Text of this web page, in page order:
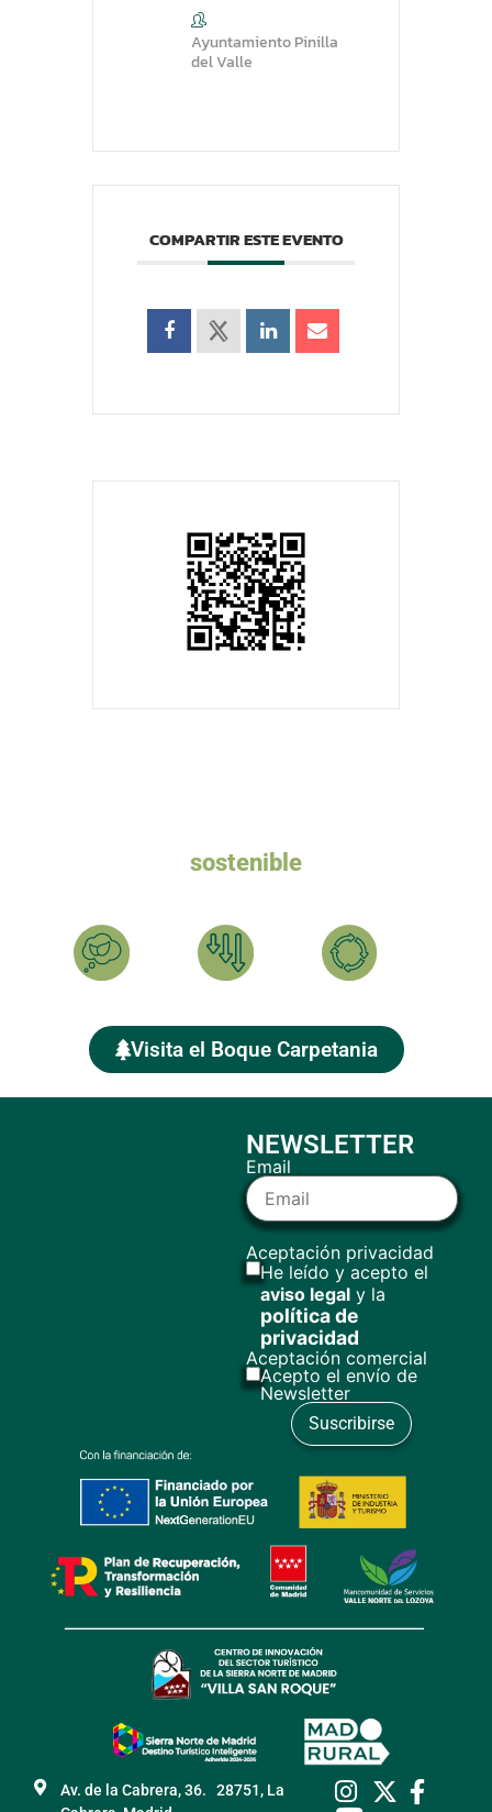
Ayuntamiento Pinilla
del Valle
COMPARTIR ESTE EVENTO
sostenible
Visita el Boque Carpetania
NEWSLETTER
Email
Aceptación privacidad
He leído y acepto el
aviso legal y la
política de
privacidad
Aceptación comercial
Acepto el envío de
Newsletter
Av. de la Cabrera, 36. 28751, La